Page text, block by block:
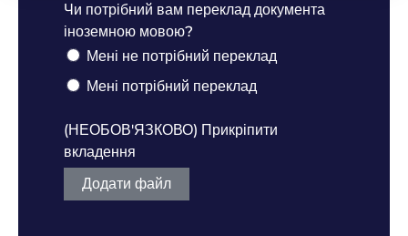
Чи потрібний вам переклад документа
іноземною мовою?
Мені не потрібний переклад
Мені потрібний переклад
(НЕОБОВ'ЯЗКОВО) Прикріпити
вкладення
Додати файл